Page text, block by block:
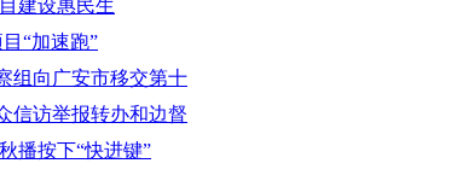
建设惠民生
“加速跑”
组向广安市移交第十
信访举报转办和边督
播按下“快进键”